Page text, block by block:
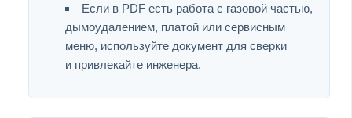
Если в PDF есть работа с газовой частью,
дымоудалением, платой или сервисным
меню, используйте документ для сверки
и привлекайте инженера.